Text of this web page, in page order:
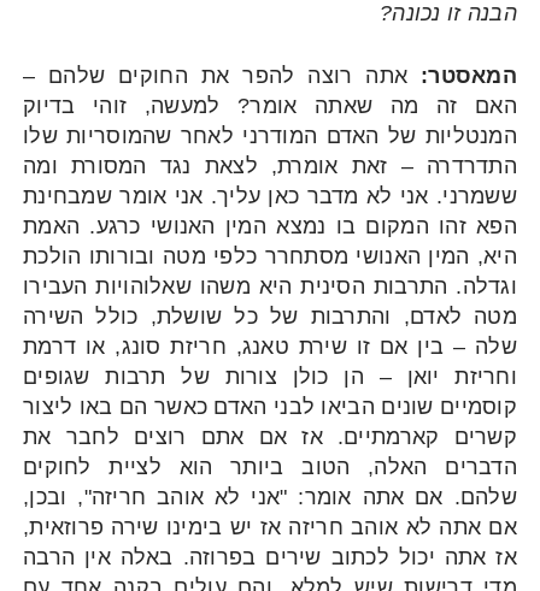
הבנה זו נכונה?
המאסטר: אתה רוצה להפר את החוקים שלהם –
האם זה מה שאתה אומר? למעשה, זוהי בדיוק
המנטליות של האדם המודרני לאחר שהמוסריות שלו
התדרדרה – זאת אומרת, לצאת נגד המסורת ומה
ששמרני. אני לא מדבר כאן עליך. אני אומר שמבחינת
הפא זהו המקום בו נמצא המין האנושי כרגע. האמת
היא, המין האנושי מסתחרר כלפי מטה ובורותו הולכת
וגדלה. התרבות הסינית היא משהו שאלוהויות העבירו
מטה לאדם, והתרבות של כל שושלת, כולל השירה
שלה – בין אם זו שירת טאנג, חריזת סונג, או דרמת
וחריזת יואן – הן כולן צורות של תרבות שגופים
קוסמיים שונים הביאו לבני האדם כאשר הם באו ליצור
קשרים קארמתיים. אז אם אתם רוצים לחבר את
הדברים האלה, הטוב ביותר הוא לציית לחוקים
שלהם. אם אתה אומר: "אני לא אוהב חריזה", ובכן,
אם אתה לא אוהב חריזה אז יש בימינו שירה פרוזאית,
אז אתה יכול לכתוב שירים בפרוזה. באלה אין הרבה